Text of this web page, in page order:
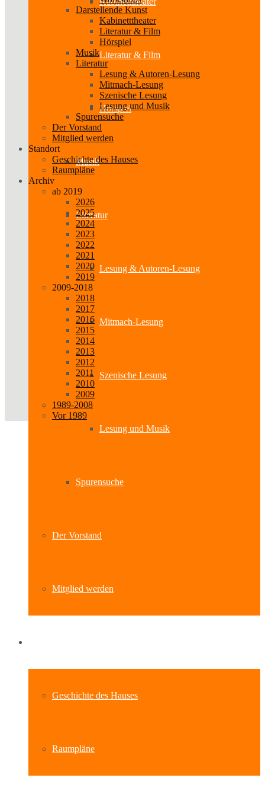
Literatur & Film
Hörspiel
Musik
Literatur
Lesung & Autoren-Lesung
Mitmach-Lesung
Szenische Lesung
Lesung und Musik
Spurensuche
Der Vorstand
Mitglied werden
Geschichte des Hauses
Raumpläne
Darstellende Kunst
Kabinetttheater
Literatur & Film
Hörspiel
Musik
Literatur
Lesung & Autoren-Lesung
Mitmach-Lesung
Szenische Lesung
Lesung und Musik
Spurensuche
Der Vorstand
Mitglied werden
Standort
Geschichte des Hauses
Raumpläne
Archiv
ab 2019
2026
2025
2024
2023
2022
2021
2020
2019
2009-2018
2018
2017
2016
2015
2014
2013
2012
2011
2010
2009
1989-2008
Vor 1989